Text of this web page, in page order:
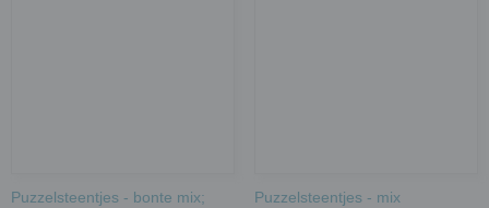
Puzzelsteentjes - bonte mix;
Puzzelsteentjes - mix